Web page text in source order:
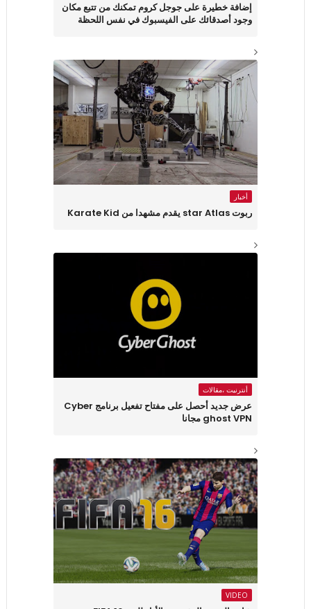
إضافة خطيرة على جوجل كروم تمكنك من تتبع مكان
وجود أصدقائك على الفيسبوك في نفس اللحظة
أخبار
ربوت star Atlas يقدم مشهدا من Karate Kid
أنترنيت ،مقالات
عرض جديد أحصل على مفتاح تفعيل برنامج Cyber
ghost VPN مجانا
VIDEO